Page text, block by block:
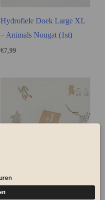
Hydrofiele Doek Large XL
– Animals Nougat (1st)
€7,99
Hydrofiele Doek Large XL
– Riverside(1st)